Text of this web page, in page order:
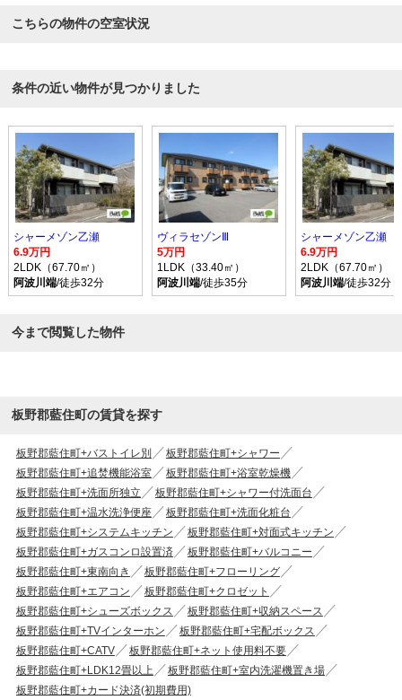
こちらの物件の空室状況
条件の近い物件が見つかりました
シャーメゾン乙瀬
6.9万円
2LDK（67.70㎡）
阿波川端/徒歩32分
ヴィラセゾンⅢ
5万円
1LDK（33.40㎡）
阿波川端/徒歩35分
シャーメゾン乙瀬
6.9万円
2LDK（67.70㎡）
阿波川端/徒歩32分
今まで閲覧した物件
板野郡藍住町の賃貸を探す
板野郡藍住町+バストイレ別
板野郡藍住町+シャワー
板野郡藍住町+追焚機能浴室
板野郡藍住町+浴室乾燥機
板野郡藍住町+洗面所独立
板野郡藍住町+シャワー付洗面台
板野郡藍住町+温水洗浄便座
板野郡藍住町+洗面化粧台
板野郡藍住町+システムキッチン
板野郡藍住町+対面式キッチン
板野郡藍住町+ガスコンロ設置済
板野郡藍住町+バルコニー
板野郡藍住町+東南向き
板野郡藍住町+フローリング
板野郡藍住町+エアコン
板野郡藍住町+クロゼット
板野郡藍住町+シューズボックス
板野郡藍住町+収納スペース
板野郡藍住町+TVインターホン
板野郡藍住町+宅配ボックス
板野郡藍住町+CATV
板野郡藍住町+ネット使用料不要
板野郡藍住町+LDK12畳以上
板野郡藍住町+室内洗濯機置き場
板野郡藍住町+カード決済(初期費用)